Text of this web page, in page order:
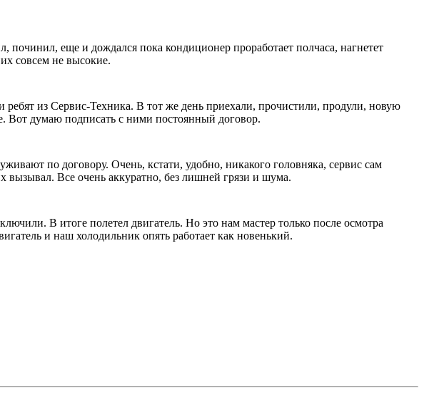
починил, еще и дождался пока кондиционер проработает полчаса, нагнетет
совсем не высокие.
из Сервис-Техника. В тот же день приехали, прочистили, продули, новую
Вот думаю подписать с ними постоянный договор.
по договору. Очень, кстати, удобно, никакого головняка, сервис сам
вызывал. Все очень аккуратно, без лишней грязи и шума.
В итоге полетел двигатель. Но это нам мастер только после осмотра
и наш холодильник опять работает как новенький.